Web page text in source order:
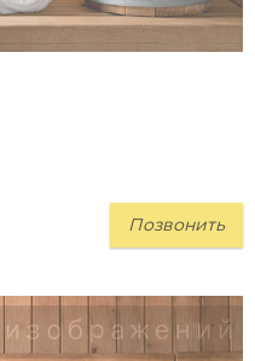
Позвонить